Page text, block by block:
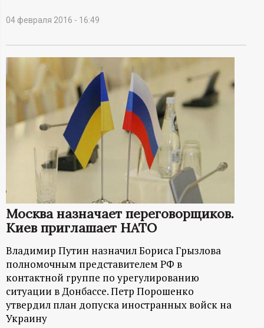
р
м
а
о
н
н
ы
й
04 февраля 2016 - 16:49
Москва назначает переговорщиков.
Киев приглашает НАТО
Владимир Путин назначил Бориса Грызлова
полномочным представителем РФ в
контактной группе по урегулированию
ситуации в Донбассе. Петр Порошенко
утвердил план допуска иностранных войск на
Украину